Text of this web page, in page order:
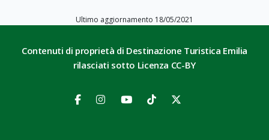
Ultimo aggiornamento 18/05/2021
Contenuti di proprietà di Destinazione Turistica Emilia
rilasciati sotto Licenza CC-BY